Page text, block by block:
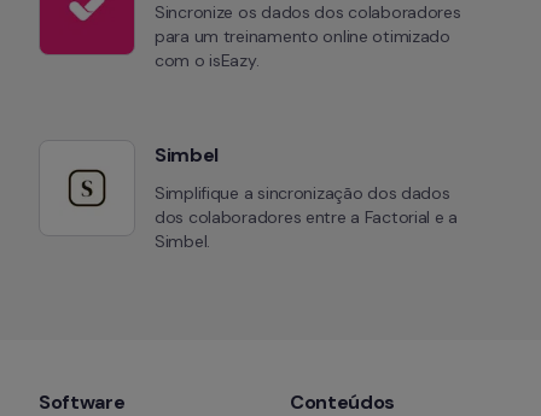
Sincronize os dados dos colaboradores
para um treinamento online otimizado
com o isEazy.
Simbel
Simplifique a sincronização dos dados
dos colaboradores entre a Factorial e a
Simbel.
Software Conteúdos